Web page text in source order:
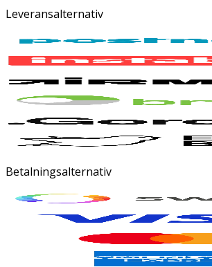
Leveransalternativ
Betalningsalternativ